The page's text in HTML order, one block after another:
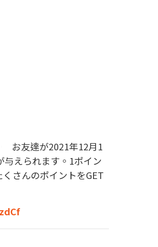
お友達が2021年12月1
与えられます。 1ポイン
さんのポイントをGET